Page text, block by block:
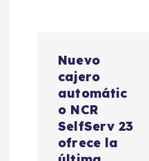
Nuevo
cajero
automátic
o NCR
SelfServ 23
ofrece la